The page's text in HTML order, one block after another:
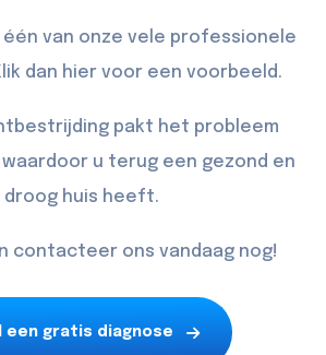
één van onze vele professionele
dan hiervoor een voorbeeld.
pakt het probleem
u terug een gezond en
droog huis heeft.
contacteerons vandaag nog!
een gratis diagnose